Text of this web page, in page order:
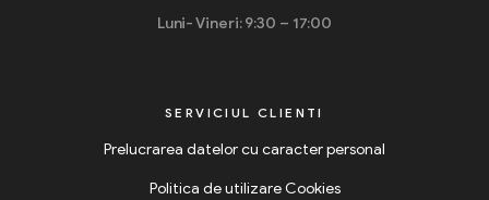
Luni- Vineri: 9:30 – 17:00
SERVICIUL CLIENTI
Prelucrarea datelor cu caracter personal
Politica de utilizare Cookies